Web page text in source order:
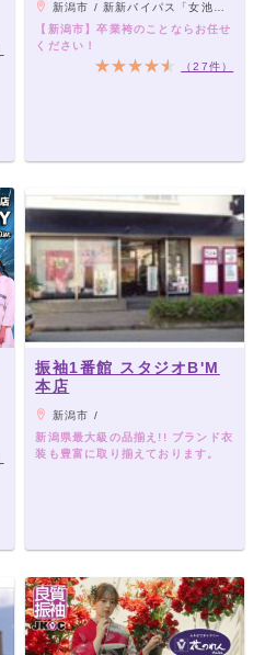
新潟市 / 新新バイパス「女池インターチェンジ」から車で3分。
【新潟市】卒業袴のことならお任せ
ください！
（27件）
振袖1番館 スタジオB'M
本店
新潟市 /
新潟県最大級の品揃え!! ブランド衣
装も豊富に取り揃えております。